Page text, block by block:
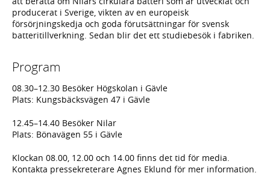
producerat i Sverige, vikten av en europeisk
försörjningskedja och goda förutsättningar för svensk
batteritillverkning. Sedan blir det ett studiebesök i fabriken.
Program
08.30–12.30 Besöker Högskolan i Gävle
Plats: Kungsbäcksvägen 47 i Gävle
12.45–14.40 Besöker Nilar
Plats: Bönavägen 55 i Gävle
Klockan 08.00, 12.00 och 14.00 finns det tid för media.
Kontakta pressekreterare Agnes Eklund för mer information.